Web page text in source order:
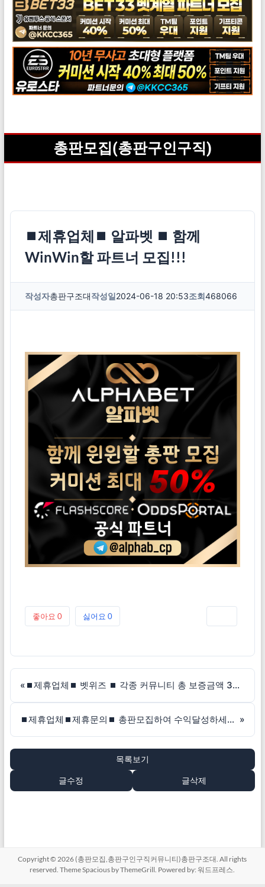
총판모집(총판구인구직)
⏹제휴업체⏹ 알파벳 ⏹ 함께
WinWin할 파트너 모집!!!
작성자총판구조대작성일2024-06-18 20:53조회468066
좋아요 0 싫어요 0
« ⏹제휴업체⏹ 벳위즈 ⏹ 각종 커뮤니티 총 보증금액 30억 이상 / 무제재!!
⏹제휴업체⏹제휴문의⏹ 총판모집하여 수익달성하세요!! »
목록보기
글수정 글삭제
Copyright © 2026(총판모집,총판구인구직커뮤니티)총판구조대. All rights
reserved. ThemeSpacious by ThemeGrill. Powered by:워드프레스.